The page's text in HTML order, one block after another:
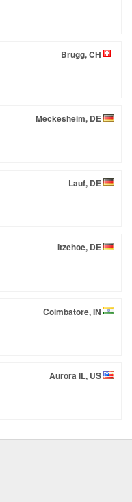
Brugg, CH
Meckesheim, DE
Lauf, DE
Itzehoe, DE
Coimbatore, IN
Aurora IL, US